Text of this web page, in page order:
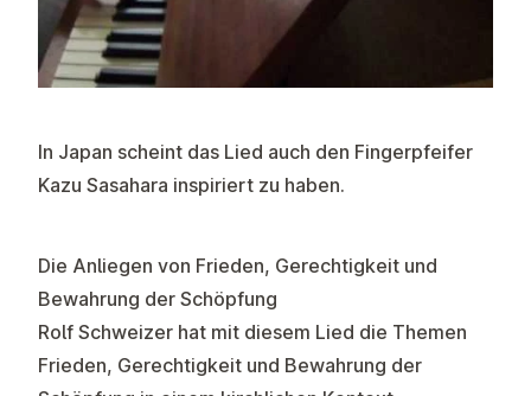
In Japan scheint das Lied auch den Fingerpfeifer
Kazu Sasahara inspiriert zu haben.
Die Anliegen von Frieden, Gerechtigkeit und
Bewahrung der Schöpfung
Rolf Schweizer hat mit diesem Lied die Themen
Frieden, Gerechtigkeit und Bewahrung der